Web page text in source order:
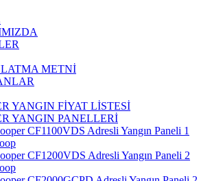
METNİ
YANGIN FİYAT LİSTESİ
YANGIN PANELLERİ
CF1100VDS Adresli Yangın Paneli 1
CF1200VDS Adresli Yangın Paneli 2